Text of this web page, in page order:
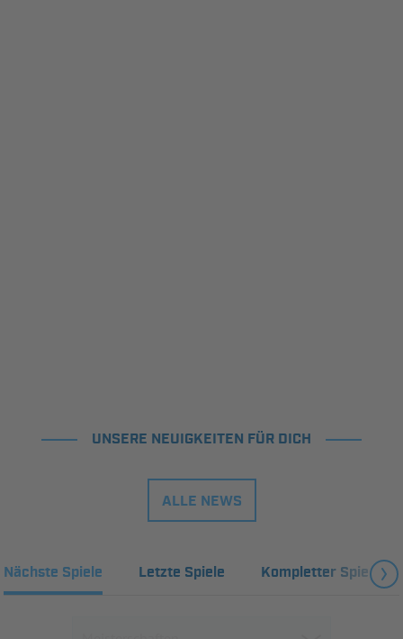
UNSERE NEUIGKEITEN FÜR DICH
ALLE NEWS
Nächste Spiele Letzte Spiele Kompletter Spielplan